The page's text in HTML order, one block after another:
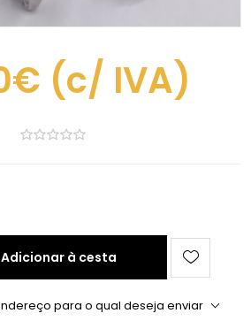
(c/ IVA)
Adicionar à cesta
para o qual deseja enviar